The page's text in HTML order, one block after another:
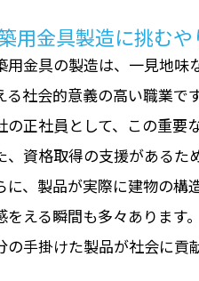
用金具製造に挑むや
用金具の製造は、一見地味
る社会的意義の高い職業です
の正社員として、この重要
、資格取得の支援があるた
に、製品が実際に建物の構
をえる瞬間も多々あります。
の手掛けた製品が社会に貢